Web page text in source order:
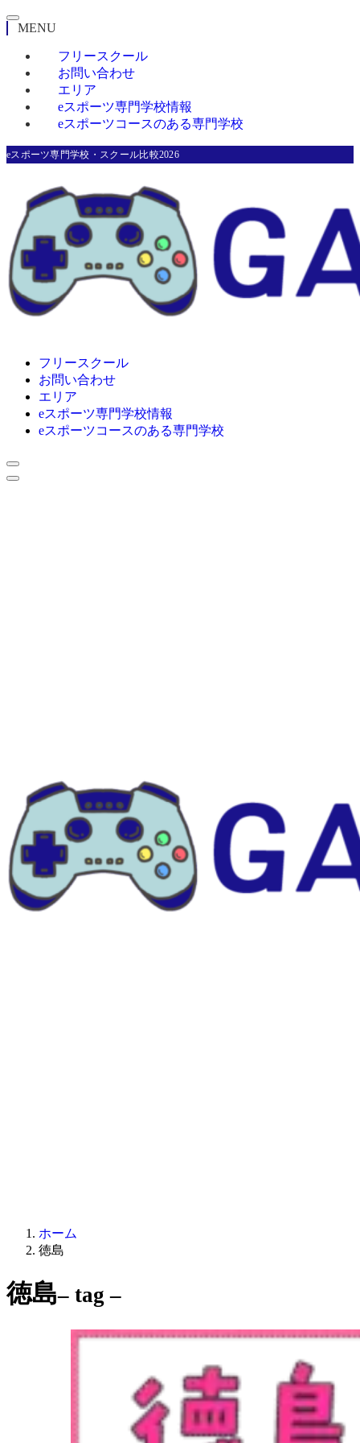
MENU
フリースクール
お問い合わせ
エリア
eスポーツ専門学校情報
eスポーツコースのある専門学校
eスポーツ専門学校・スクール比較2026
フリースクール
お問い合わせ
エリア
eスポーツ専門学校情報
eスポーツコースのある専門学校
ホーム
徳島
徳島– tag –